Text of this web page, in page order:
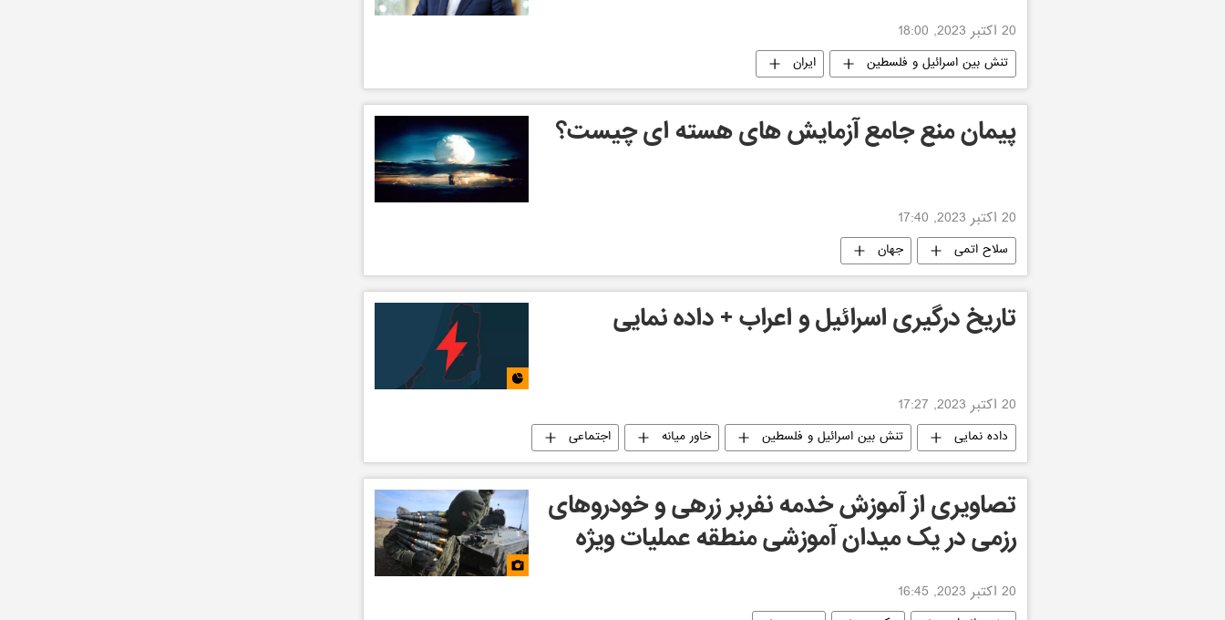
20 اکتبر 2023, 18:00
تنش بین اسرائیل و فلسطین ایران
پیمان منع جامع آزمایش های هسته ای چیست؟
20 اکتبر 2023, 17:40
سلاح اتمی جهان
تاریخ درگیری اسرائیل و اعراب + داده نمایی
20 اکتبر 2023, 17:27
داده نمایی تنش بین اسرائیل و فلسطین خاور میانه اجتماعی
تصاویری از آموزش خدمه نفربر زرهی و خودروهای
رزمی در یک میدان آموزشی منطقه عملیات ویژه
20 اکتبر 2023, 16:45